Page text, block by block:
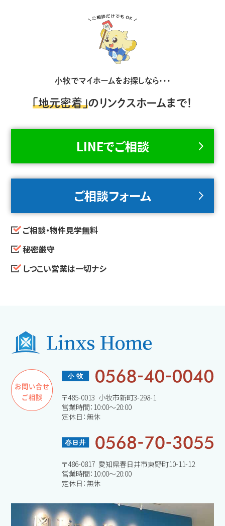
小牧でマイホームをお探しなら・・・
「地元密着」のリンクスホームまで！
LINEでご相談
ご相談フォーム
ご相談・物件見学無料
秘密厳守
しつこい営業は一切ナシ
〒485-0013 小牧市新町3-298-1
営業時間：10:00～20:00
定休日：無休
〒486-0817 愛知県春日井市東野町10-11-12
営業時間：10:00～20:00
定休日：無休